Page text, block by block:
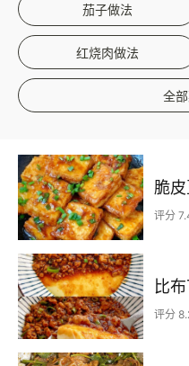
茄子做法
红烧肉做法
全
脆
评分
评分